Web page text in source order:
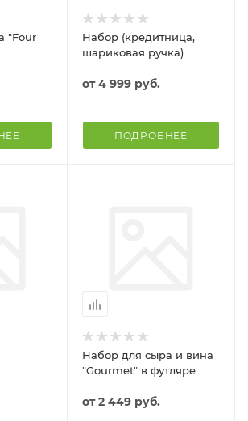
"Four
Набор (кредитница,
шариковая ручка)
от4 999 руб.
ПОДРОБНЕЕ
Набор для сыра и вина
"Gourmet" в футляре
от2 449 руб.